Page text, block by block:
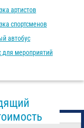
артистов
спортсменов
автобус
для мероприятий